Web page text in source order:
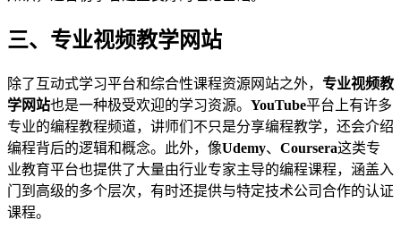
三、专业视频教学网站
除了互动式学习平台和综合性课程资源网站之外， 专业视频教
学网站也是一种极受欢迎的学习资源。 YouTube平台上有许多
专业的编程教程频道，讲师们不只是分享编程教学，还会介绍
编程背后的逻辑和概念。此外，像Udemy、 Coursera这类专
业教育平台也提供了大量由行业专家主导的编程课程，涵盖入
门到高级的多个层次，有时还提供与特定技术公司合作的认证
课程。